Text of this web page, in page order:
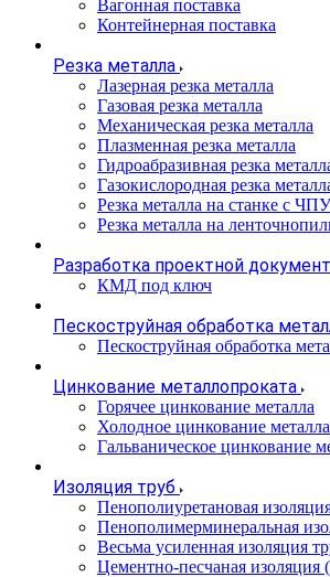
Вагонная поставка
Контейнерная поставка
Резка металла
Лазерная резка металла
Газовая резка металла
Механическая резка металла
Плазменная резка металла
Гидроабразивная резка
Газокислородная резка
Резка металла на станке с ЧПУ
Резка металла на
Разработка проектной
КМД под ключ
Пескоструйная обработка
Пескоструйная обработка
Цинкование металлопроката
Горячее цинкование металла
Холодное цинкование металла
Гальваническое цинкование
Изоляция труб
Пенополиуретановая
Пенополимерминеральная
Весьма усиленная изоляция
Цементно-песчаная